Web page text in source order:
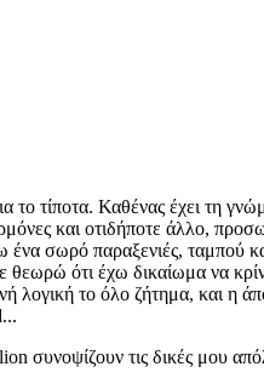
το τίποτα. Καθένας έχει τη
και οτιδήποτε άλλο,
σωρό παραξενιές, ταμπού
θεωρώ ότι έχω δικαίωμα να
λογική το όλο ζήτημα, και η
συνοψίζουν τις δικές μου